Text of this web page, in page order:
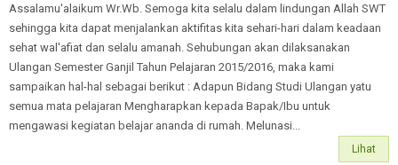
Assalamu'alaikum Wr.Wb. Semoga kita selalu dalam lindungan Allah SWT
sehingga kita dapat menjalankan aktifitas kita sehari-hari dalam keadaan
sehat wal'afiat dan selalu amanah. Sehubungan akan dilaksanakan
Ulangan Semester Ganjil Tahun Pelajaran 2015/2016, maka kami
sampaikan hal-hal sebagai berikut : Adapun Bidang Studi Ulangan yatu
semua mata pelajaran Mengharapkan kepada Bapak/Ibu untuk
mengawasi kegiatan belajar ananda di rumah. Melunasi...
Lihat